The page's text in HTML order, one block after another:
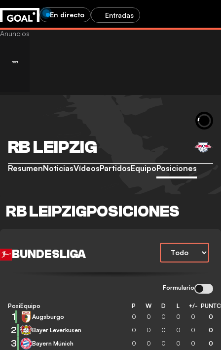
En directo Entradas
RB LEIPZIG
ResumenNoticiasVídeosPartidosEquipoPosiciones
RB LEIPZIGPOSICIONES
BUNDESLIGA
Formulario
Posición
Equipo P W D L +/-
1 Augsburgo 0 0 0 0 0 0
2 Bayer Leverkusen 0 0 0 0 0 0
3 Bayern Múnich 0 0 0 0 0 0